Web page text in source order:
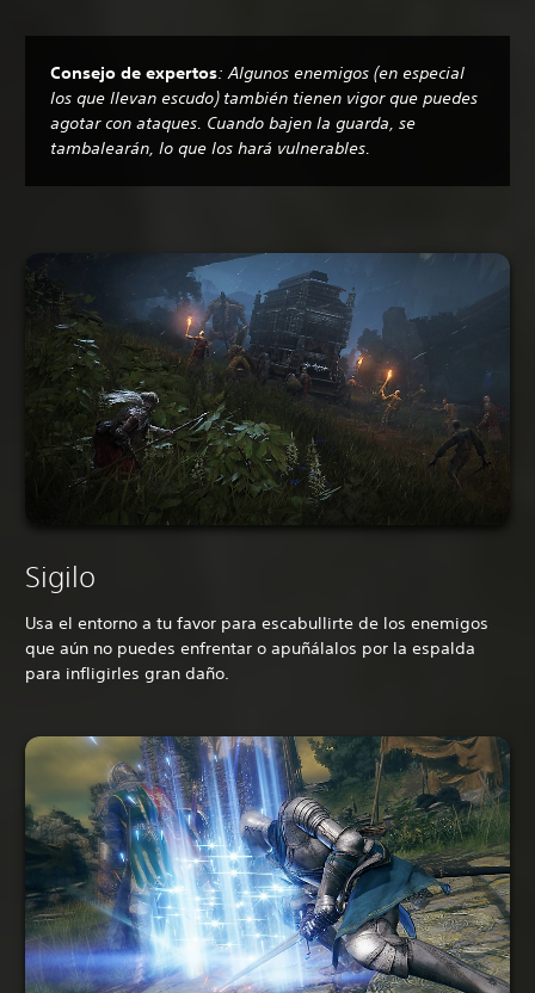
Consejo de expertos: Algunos enemigos (en especial
los que llevan escudo) también tienen vigor que puedes
agotar con ataques. Cuando bajen la guarda, se
tambalearán, lo que los hará vulnerables.
Sigilo
Usa el entorno a tu favor para escabullirte de los enemigos
que aún no puedes enfrentar o apuñálalos por la espalda
para infligirles gran daño.